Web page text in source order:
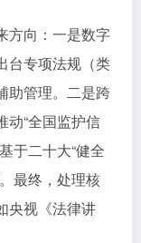
方向：一是数字
台专项法规（类
助管理。二是跨
动“全国监护信
于二十大“健全
最终，处理核
央视《法律讲